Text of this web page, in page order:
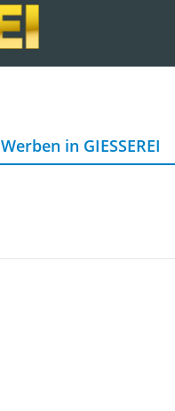
Werben in GIESSEREI